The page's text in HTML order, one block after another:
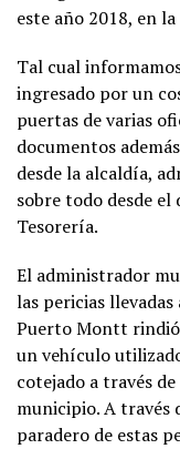
este año 2018, en
Tal cual
ingresado por un
puertas de varias
documentos
desde la alcaldía,
sobre todo desde
Tesorería.
El administrador
las pericias llevadas
Puerto Montt rindió
un vehículo
cotejado a través
municipio. A través
paradero de estas